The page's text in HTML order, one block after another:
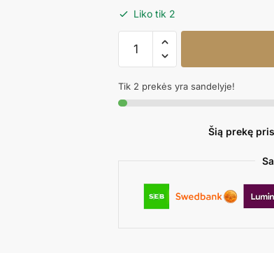
Liko tik 2
produkto
kiekis:
CARS
Tik 2 prekės yra sandelyje!
Šią prekę